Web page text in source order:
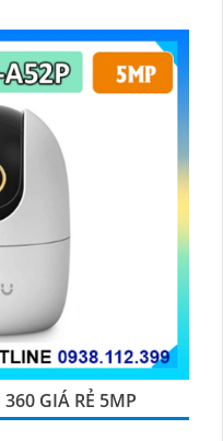
GIÁ RẺ 5MP